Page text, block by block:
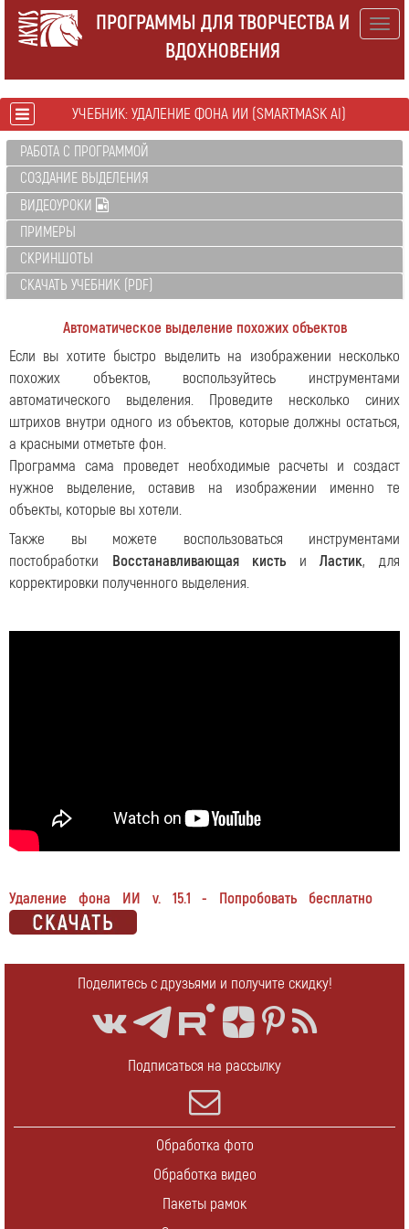
ПРОГРАММЫ ДЛЯ ТВОРЧЕСТВА И
ВДОХНОВЕНИЯ
УЧЕБНИК: УДАЛЕНИЕ ФОНА ИИ (SMARTMASK AI)
РАБОТА С ПРОГРАММОЙ
СОЗДАНИЕ ВЫДЕЛЕНИЯ
ВИДЕОУРОКИ
ПРИМЕРЫ
СКРИНШОТЫ
СКАЧАТЬ УЧЕБНИК (PDF)
Автоматическое выделение похожих объектов
Если вы хотите быстро выделить на изображении несколько
похожих объектов, воспользуйтесь инструментами
автоматического выделения. Проведите несколько синих
штрихов внутри одного из объектов, которые должны остаться,
а красными отметьте фон.
Программа сама проведет необходимые расчеты и создаст
нужное выделение, оставив на изображении именно те
объекты, которые вы хотели.
Также вы можете воспользоваться инструментами
постобработки Восстанавливающая кисть иЛастик, для
корректировки полученного выделения.
Удаление фона ИИ v. 15.1 - Попробовать бесплатно
Поделитесь с друзьями и получите скидку!
Подписаться на рассылку
Обработка фото
Обработка видео
Пакеты рамок